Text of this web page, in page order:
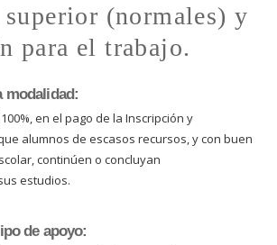
(normales) y
para el trabajo.
modalidad:
en el pago de la Inscripción y
alumnos de escasos recursos, y con buen
continúen o concluyan
estudios.
de apoyo: